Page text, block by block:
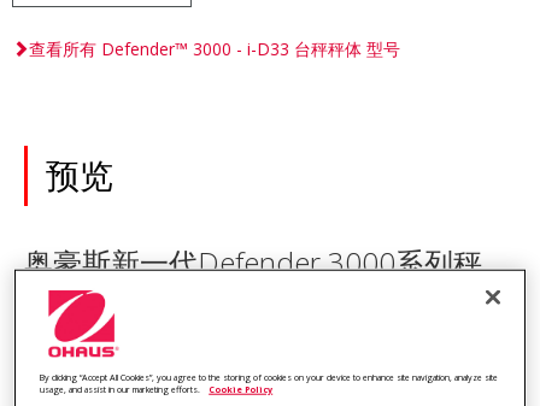
查看所有 Defender™ 3000 - i-D33 台秤秤体 型号
预览
奥豪斯新一代Defender 3000系列秤
体，设计可靠，性能优异，适用于干燥
的工业环境。产品取得多项贸易结算相
关的认证，不但适用于基本工业应用场
By clicking “Accept All Cookies”, you agree to the storing of cookies on your device to enhance site navigation, analyze site
usage, and assist in our marketing efforts.
Cookie Policy